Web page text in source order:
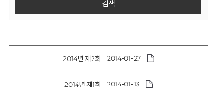
검색
2014년 제2회 2014-01-27
2014년 제1회 2014-01-13